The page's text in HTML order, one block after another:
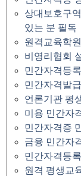
상대보호구
있는 분 필독
원격교육학
비영리협회
민간자격등
민간자격발
언론기관 평
미용 민간자
민간자격증
금융 민간자
민간자격등
원격 평생교